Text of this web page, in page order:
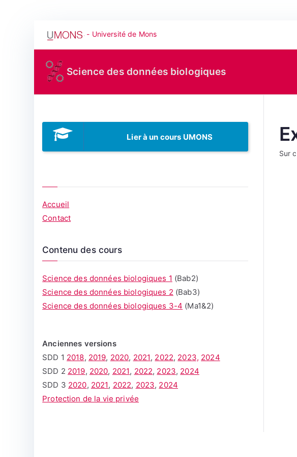
contenu
- Université de Mons
Science des données biologiques
Sur
Lier à un cours UMONS
Accueil
Contact
Contenu des cours
Science des données biologiques 1 (Bab2)
Science des données biologiques 2 (Bab3)
Science des données biologiques 3-4 (Ma1&2)
Anciennes versions
SDD 1 2018, 2019, 2020, 2021, 2022, 2023, 2024
SDD 2 2019, 2020, 2021, 2022, 2023, 2024
SDD 3 2020, 2021, 2022, 2023, 2024
Protection de la vie privée